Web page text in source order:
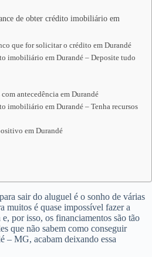
de obter crédito imobiliário em
que for solicitar o crédito em Durandé
imobiliário em Durandé – Deposite tudo
antecedência em Durandé
imobiliário em Durandé – Tenha recursos
em Durandé
sair do aluguel é o sonho de várias
muitos é quase impossível fazer a
por isso, os financiamentos são tão
que não sabem como conseguir
– MG, acabam deixando essa